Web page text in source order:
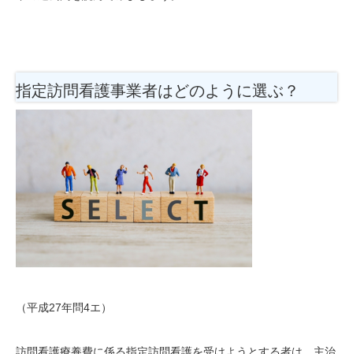
指定訪問看護事業者はどのように選ぶ？
（平成27年問4エ）